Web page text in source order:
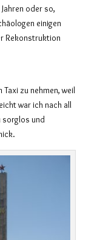
oder so,
einigen
Rekonstruktion
Taxi zu nehmen, weil
war ich nach all
sorglos und